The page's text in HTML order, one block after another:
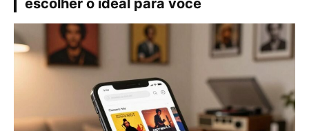
escolher o ideal para você